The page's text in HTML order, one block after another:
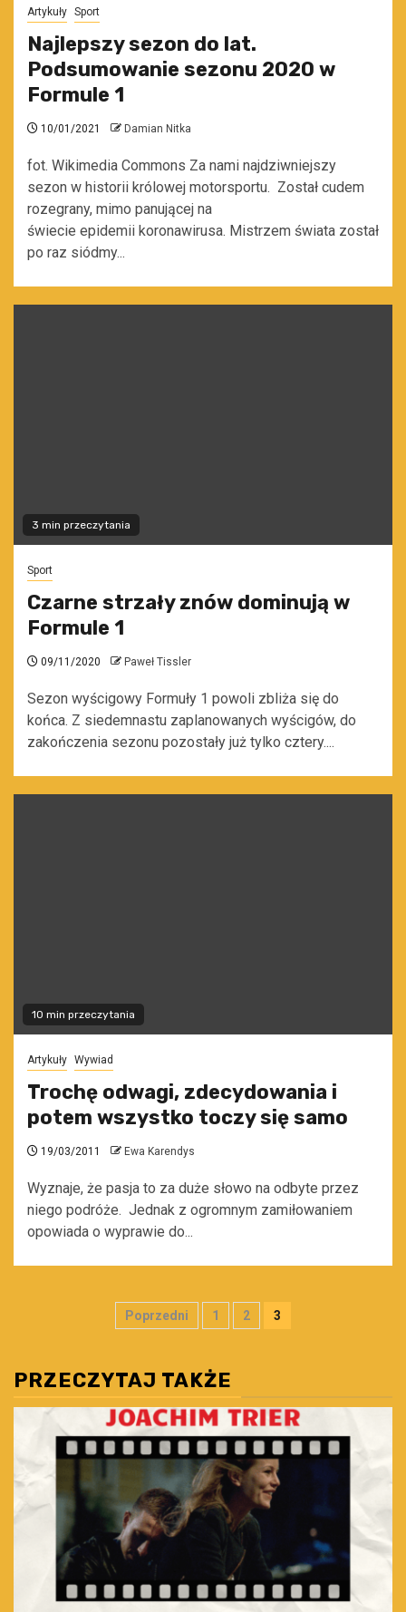
Artykuły Sport
Najlepszy sezon do lat.
Podsumowanie sezonu 2020 w
Formule 1
10/01/2021 Damian Nitka
fot. Wikimedia Commons Za nami najdziwniejszy
sezon w historii królowej motorsportu. Został cudem
rozegrany, mimo panującej na
świecie epidemii koronawirusa. Mistrzem świata został
po raz siódmy...
3 min przeczytania
Sport
Czarne strzały znów dominują w
Formule 1
09/11/2020 Paweł Tissler
Sezon wyścigowy Formuły 1 powoli zbliża się do
końca. Z siedemnastu zaplanowanych wyścigów, do
zakończenia sezonu pozostały już tylko cztery....
10 min przeczytania
Artykuły Wywiad
Trochę odwagi, zdecydowania i
potem wszystko toczy się samo
19/03/2011 Ewa Karendys
Wyznaje, że pasja to za duże słowo na odbyte przez
niego podróże. Jednak z ogromnym zamiłowaniem
opowiada o wyprawie do...
Stronicowanie
Poprzedni 1 2 3
PRZECZYTAJ TAKŻE